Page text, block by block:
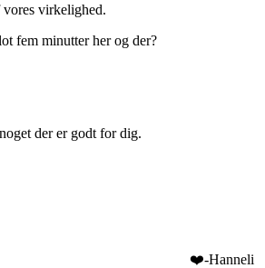
vores virkelighed.
fem minutter her og der?
der er godt for dig.
❤️-Hanneli